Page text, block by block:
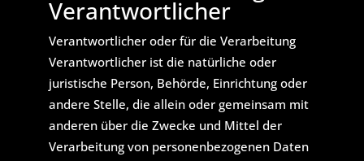
Verantwortlicher
Verantwortlicher oder für die Verarbeitung
Verantwortlicher ist die natürliche oder
juristische Person, Behörde, Einrichtung oder
andere Stelle, die allein oder gemeinsam mit
anderen über die Zwecke und Mittel der
Verarbeitung von personenbezogenen Daten